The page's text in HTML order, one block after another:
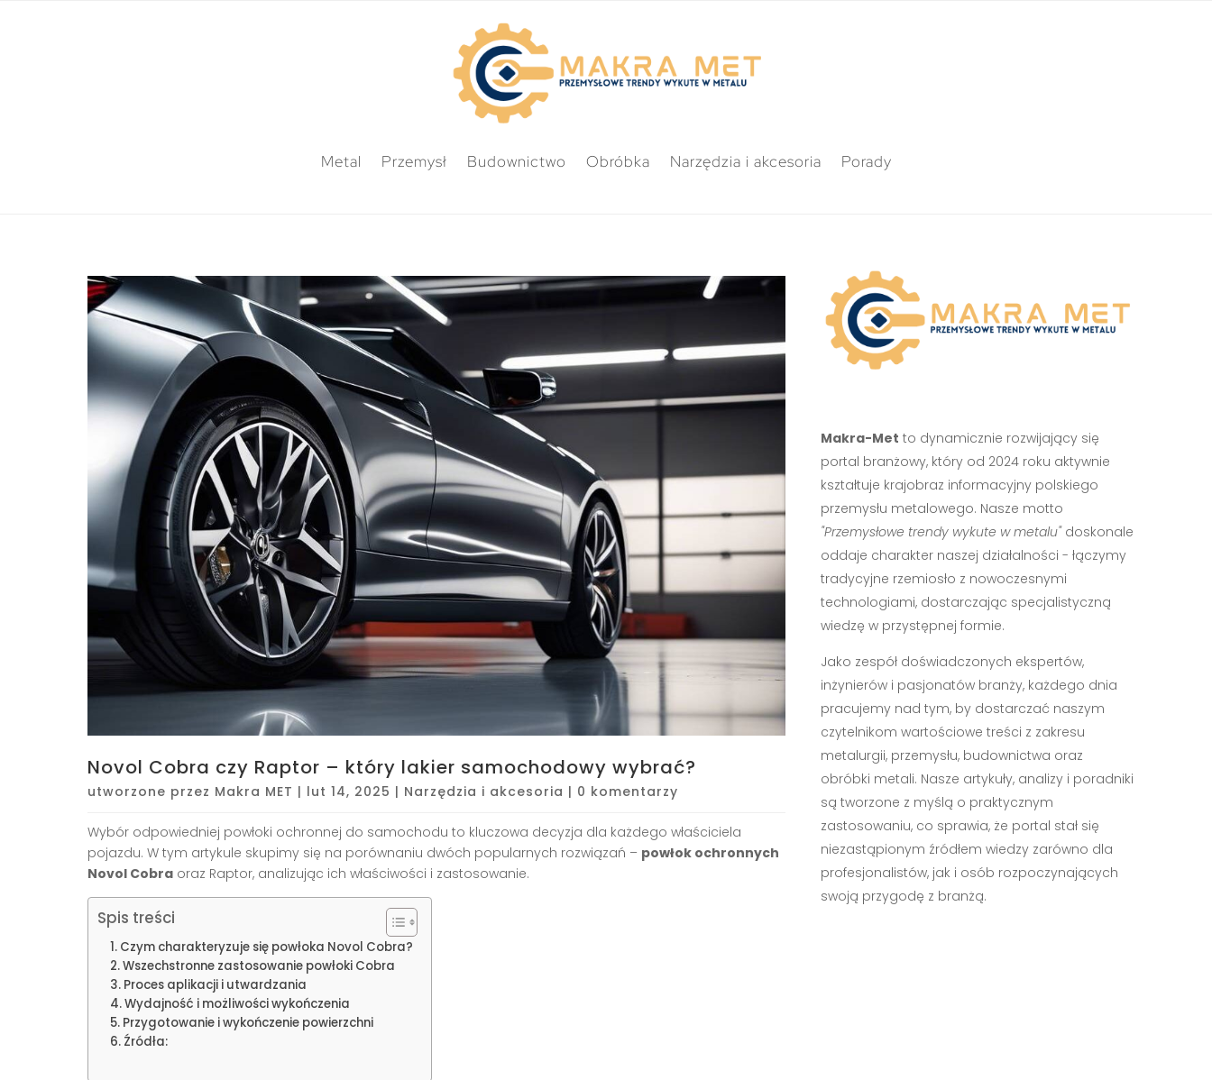
Metal Przemysł Budownictwo Obróbka Narzędzia i akcesoria Porady
Novol Cobra czy Raptor – który lakier samochodowy wybrać?
utworzone przez Makra MET | lut 14, 2025 | Narzędzia i akcesoria | 0 komentarzy
Wybór odpowiedniej powłoki ochronnej do samochodu to kluczowa decyzja dla każdego właściciela
pojazdu. W tym artykule skupimy się na porównaniu dwóch popularnych rozwiązań – powłok ochronnych
Novol Cobra oraz Raptor, analizując ich właściwości i zastosowanie.
Spis treści
Czym charakteryzuje się powłoka Novol Cobra?
Wszechstronne zastosowanie powłoki Cobra
Proces aplikacji i utwardzania
Wydajność i możliwości wykończenia
Przygotowanie i wykończenie powierzchni
Źródła:
Makra-Met to dynamicznie rozwijający się
portal branżowy, który od 2024 roku aktywnie
kształtuje krajobraz informacyjny polskiego
przemysłu metalowego. Nasze motto
"Przemysłowe trendy wykute w metalu"doskonale
oddaje charakter naszej działalności - łączymy
tradycyjne rzemiosło z nowoczesnymi
technologiami, dostarczając specjalistyczną
wiedzę w przystępnej formie.
Jako zespół doświadczonych ekspertów,
inżynierów i pasjonatów branży, każdego dnia
pracujemy nad tym, by dostarczać naszym
czytelnikom wartościowe treści z zakresu
metalurgii, przemysłu, budownictwa oraz
obróbki metali. Nasze artykuły, analizy i poradniki
są tworzone z myślą o praktycznym
zastosowaniu, co sprawia, że portal stał się
niezastąpionym źródłem wiedzy zarówno dla
profesjonalistów, jak i osób rozpoczynających
swoją przygodę z branżą.